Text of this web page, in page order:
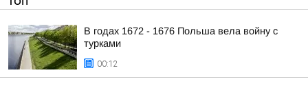
В годах 1672 - 1676 Польша вела войну с
турками
00:12